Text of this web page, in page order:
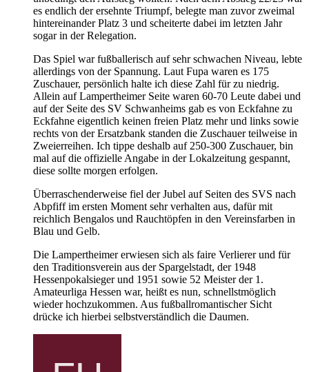
es endlich der ersehnte Triumpf, belegte man zuvor zweimal
hintereinander Platz 3 und scheiterte dabei im letzten Jahr
sogar in der Relegation.
Das Spiel war fußballerisch auf sehr schwachen Niveau, lebte
allerdings von der Spannung. Laut Fupa waren es 175
Zuschauer, persönlich halte ich diese Zahl für zu niedrig.
Allein auf Lampertheimer Seite waren 60-70 Leute dabei und
auf der Seite des SV Schwanheims gab es von Eckfahne zu
Eckfahne eigentlich keinen freien Platz mehr und links sowie
rechts von der Ersatzbank standen die Zuschauer teilweise in
Zweierreihen. Ich tippe deshalb auf 250-300 Zuschauer, bin
mal auf die offizielle Angabe in der Lokalzeitung gespannt,
diese sollte morgen erfolgen.
Überraschenderweise fiel der Jubel auf Seiten des SVS nach
Abpfiff im ersten Moment sehr verhalten aus, dafür mit
reichlich Bengalos und Rauchtöpfen in den Vereinsfarben in
Blau und Gelb.
Die Lampertheimer erwiesen sich als faire Verlierer und für
den Traditionsverein aus der Spargelstadt, der 1948
Hessenpokalsieger und 1951 sowie 52 Meister der 1.
Amateurliga Hessen war, heißt es nun, schnellstmöglich
wieder hochzukommen. Aus fußballromantischer Sicht
drücke ich hierbei selbstverständlich die Daumen.